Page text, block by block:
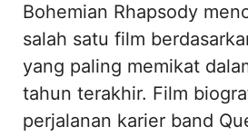
Bohemian Rhapsody
salah satu film
yang paling memikat
tahun terakhir. Film
perjalanan karier band